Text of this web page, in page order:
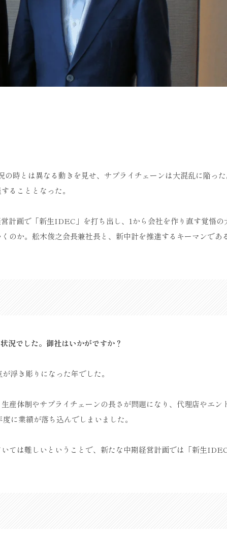
時とは異なる動きを見せ、サプライチェーンは大混乱に陥った
ることとなった。
計画で「新生IDEC」を打ち出し、1から会社を作り直す覚悟の
のか。舩木俊之会長兼社長と、新中計を推進するキーマンであ
況でした。御社はいかがですか？
浮き彫りになった年でした。
産体制やサプライチェーンの長さが問題になり、代理店やエン
に業績が落ち込んでしまいました。
ては難しいということで、新たな中期経営計画では「新生IDEC